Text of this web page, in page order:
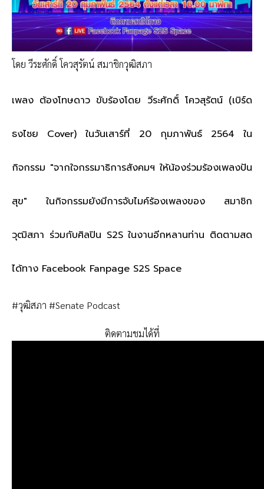
โดย วีระศักดิ์ โควสุรัตน์ สมาชิกวุฒิสภา
เพลง ต้องโทษดาว ขับร้องโดย วีระศักดิ์ โควสุรัตน์ (เบิร์ด
ธงไชย Cover) ในวันเสาร์ที่ 20 กุมภาพันธ์ 2564 ใน
กิจกรรม "จากใจกรรมาธิการสังคมฯ ให้น้องร่วมร้องเพลงปัน
สุข" ในกิจกรรมยังมีการจับไมค์ร้องเพลงของ สมาชิก
วุฒิสภา ร่วมกับศิลปิน S2S ในงานอีกหลานท่าน ติดตามสด
ได้ทาง Facebook Fanpage S2S Space
#วุฒิสภา #Senate Podcast
ติดตามชมได้ที่